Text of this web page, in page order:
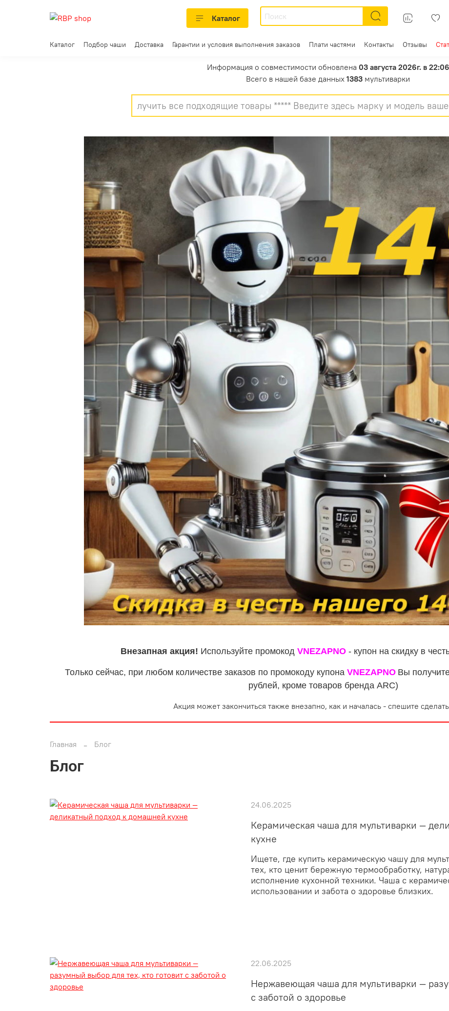
Каталог
Каталог Подбор чаши Доставка Гарантии и условия выполнения заказов Плати частями Контакты Отзывы
Информация о совместимости обновлена 03 августа 2026г. в 22:06
Всего в нашей базе данных 1383 мультиварки
Внезапная акция! Используйте промокод VNEZAPNO - купон на скидку в
Только сейчас, при любом количестве заказов по промокоду купона VNEZAPNO Вы
рублей, кроме товаров бренда ARC)
Акция может закончиться также внезапно, как и началась - спешите
Главная Блог
Блог
Керамическая чаша для мультиварки —
кухне
Ищете, где купить керамическую чашу для
тех, кто ценит бережную термообработку,
исполнение кухонной техники. Чаша с
использовании и забота о здоровье близких.
24.06.2025
Нержавеющая чаша для мультиварки —
с заботой о здоровье
22.06.2025